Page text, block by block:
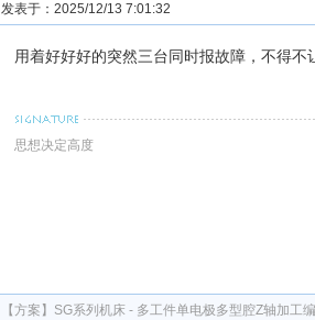
发表于：2025/12/13 7:01:32
用着好好好的突然三台同时报故障，不得不
思想决定高度
【方案】 SG系列机床 - 多工件单电极多型腔Z轴加工